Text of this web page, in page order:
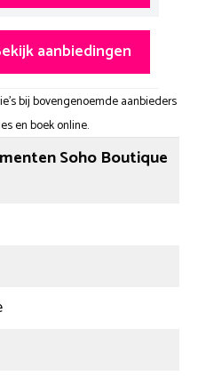
aanbiedingen
bij bovengenoemde aanbieders
en boek online.
Soho Boutique